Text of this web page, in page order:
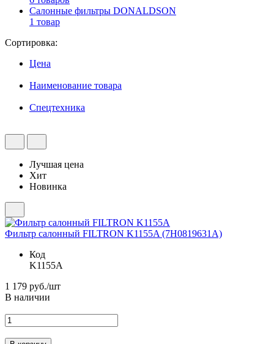
Салонные фильтры DONALDSON
1 товар
Сортировка:
Цена
Наименование товара
Спецтехника
Лучшая цена
Хит
Новинка
Фильтр салонный FILTRON K1155A (7H0819631A)
Код
K1155A
1 179 руб./шт
В наличии